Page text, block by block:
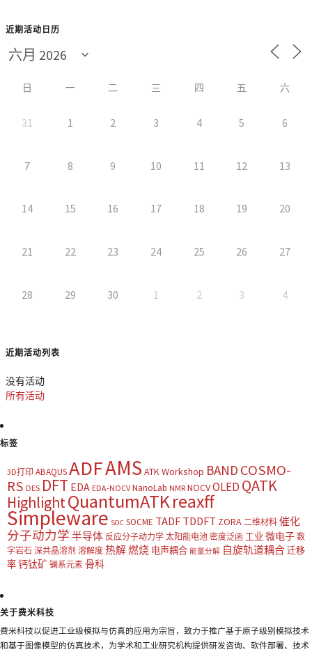
近期活动日历
日 一 二 三 四 五 六
31 1 2 3 4 5 6
7 8 9 10 11 12 13
14 15 16 17 18 19 20
21 22 23 24 25 26 27
28 29 30 1 2 3 4
近期活动列表
没有活动
所有活动
标签
3D打印 ABAQUSADFAMS ATK Workshop BAND COSMO-
RS DES DFT EDA EDA-NOCV NanoLab NMR NOCVOLED QATK
HighlightQuantumATKreaxff
Simpleware SOC SOCME TADF TDDFT ZORA 二维材料 催化
分子动力学 半导体 反应分子动力学 太阳能电池 密度泛函 工业 微电子 数
字岩石 深共晶溶剂 溶解度 热解燃烧 电声耦合 能量分解 自旋轨道耦合迁移
率钙钛矿 镧系元素 骨科
关于费米科技
费米科技以促进工业级模拟与仿真的应用为宗旨，致力于推广基于原子级别模拟技术
和基于图像模型的仿真技术，为学术和工业研究机构提供研发咨询、软件部署、技术